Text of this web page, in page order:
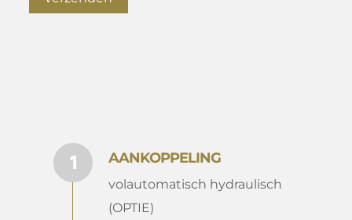
AANKOPPELING
volautomatisch hydraulisch
(OPTIE)